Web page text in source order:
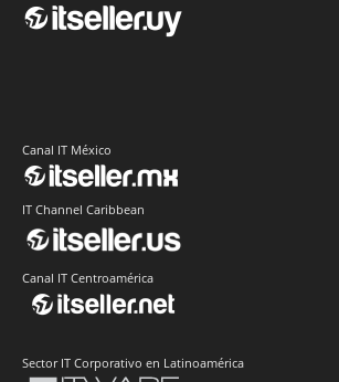
Canal IT México
IT Channel Caribbean
Canal IT Centroamérica
Sector IT Corporativo en Latinoamérica